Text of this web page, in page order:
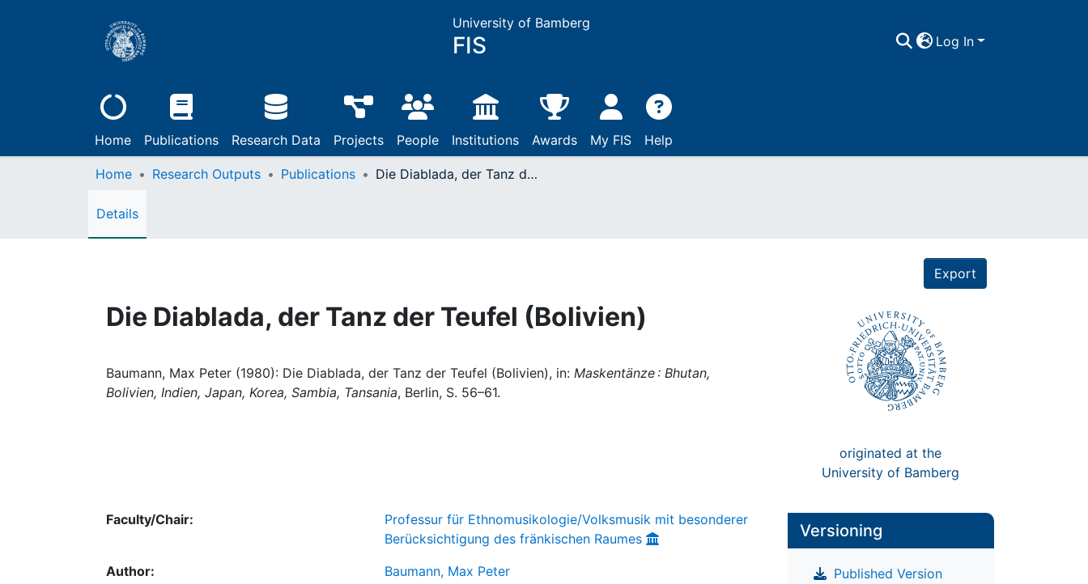
University of Bamberg
FIS Log In
Home Publications Research Data Projects People Institutions Awards My FIS Help
Home Research Outputs Publications Die Diablada, der Tanz der Teufel (Bolivien)
Details
Export
Die Diablada, der Tanz der Teufel (Bolivien)
Baumann, Max Peter (1980): Die Diablada, der Tanz der Teufel (Bolivien), in: Maskentänze : Bhutan,
Bolivien, Indien, Japan, Korea, Sambia, Tansania, Berlin, S. 56–61.
originated at the
University of Bamberg
Faculty/Chair:
Professur für Ethnomusikologie/Volksmusik mit besonderer
Berücksichtigung des fränkischen Raumes
Author:
Baumann, Max Peter
Versioning
Published Version